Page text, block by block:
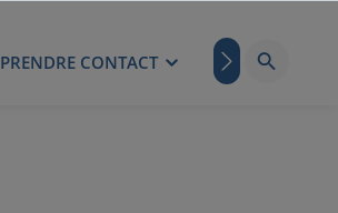
PRENDRE CONTACT BLOG